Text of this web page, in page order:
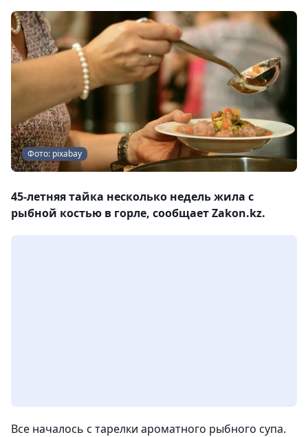
Фото: pixabay
45-летняя тайка несколько недель жила с
рыбной костью в горле, сообщает Zakon.kz.
Все началось с тарелки ароматного рыбного супа.